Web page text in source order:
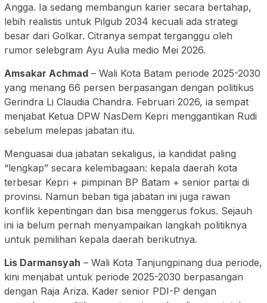
Angga. Ia sedang membangun karier secara bertahap,
lebih realistis untuk Pilgub 2034 kecuali ada strategi
besar dari Golkar. Citranya sempat terganggu oleh
rumor selebgram Ayu Aulia medio Mei 2026.
Amsakar Achmad – Wali Kota Batam periode 2025-2030
yang menang 66 persen berpasangan dengan politikus
Gerindra Li Claudia Chandra. Februari 2026, ia sempat
menjabat Ketua DPW NasDem Kepri menggantikan Rudi
sebelum melepas jabatan itu.
Menguasai dua jabatan sekaligus, ia kandidat paling
“lengkap” secara kelembagaan: kepala daerah kota
terbesar Kepri + pimpinan BP Batam + senior partai di
provinsi. Namun beban tiga jabatan ini juga rawan
konflik kepentingan dan bisa menggerus fokus. Sejauh
ini ia belum pernah menyampaikan langkah politiknya
untuk pemilihan kepala daerah berikutnya.
Lis Darmansyah – Wali Kota Tanjungpinang dua periode,
kini menjabat untuk periode 2025-2030 berpasangan
dengan Raja Ariza. Kader senior PDI-P dengan